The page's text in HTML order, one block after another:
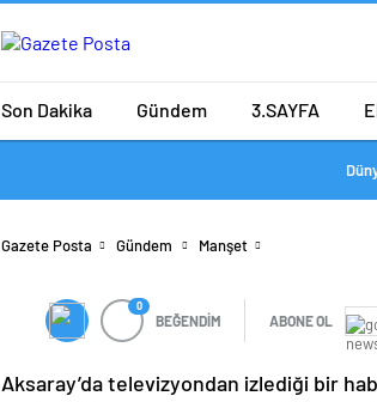
Son Dakika Gündem 3.SAYFA
Gazete Posta Gündem Manşet
0
BEĞENDİM ABONE OL
Aksaray’da televizyondan izlediği bir